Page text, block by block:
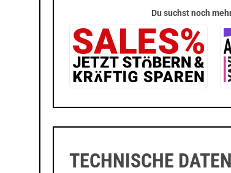
Du suchst noch
TECHNISCHE DATEN